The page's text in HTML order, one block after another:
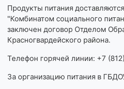
Продукты питания
"Комбинатом социального
заключен договор Отделом
Красногвардейского района.
Телефон горячей линии: +7
За организацию питания в